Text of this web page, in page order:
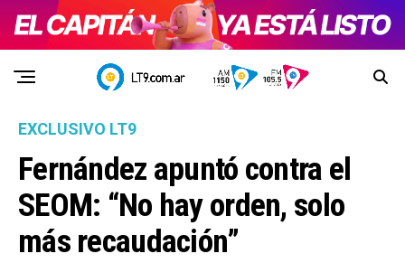
EXCLUSIVO LT9
Fernández apuntó contra el
SEOM: “No hay orden, solo
más recaudación”